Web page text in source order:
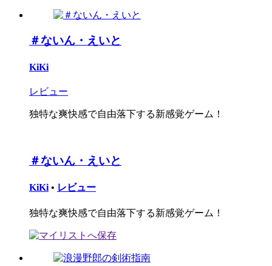
＃ないん・えいと
KiKi
レビュー
独特な爽快感で自由落下する新感覚ゲーム！
＃ないん・えいと
KiKi • レビュー
独特な爽快感で自由落下する新感覚ゲーム！